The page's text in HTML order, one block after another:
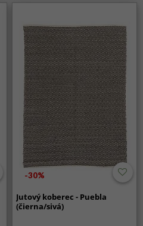
-30%
Jutový koberec - Puebla
(čierna/sivá)